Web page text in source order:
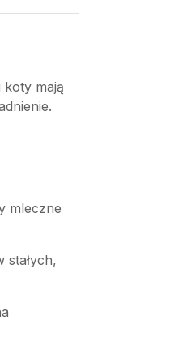
koty mają
mleczne
stałych,